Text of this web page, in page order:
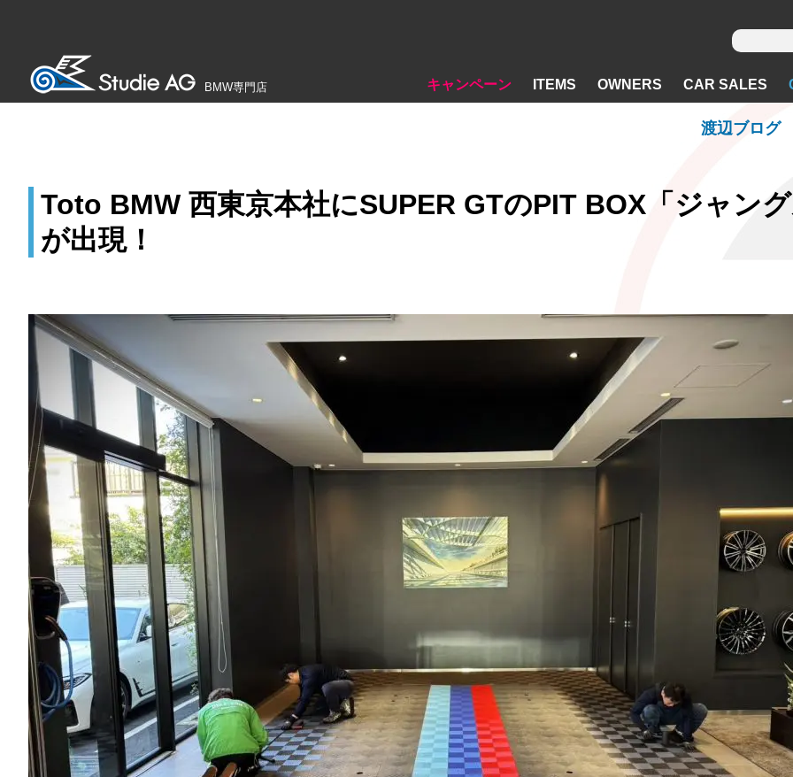
BMW専門店 キャンペーン ITEMS OWNERS CAR SALES
Toto BMW 西東京本社にSUPER GTのPIT BOX「ジャン
が出現！
渡辺ブログ